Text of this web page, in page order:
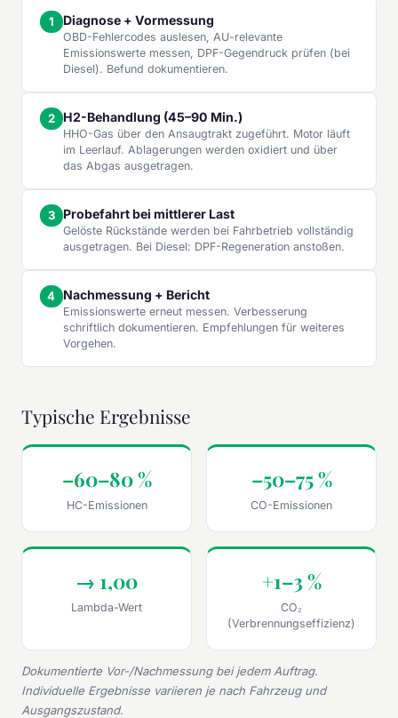
Diagnose + Vormessung
OBD-Fehlercodes auslesen, AU-relevante
Emissionswerte messen, DPF-Gegendruck prüfen (bei
Diesel). Befund dokumentieren.
H2-Behandlung (45–90 Min.)
HHO-Gas über den Ansaugtrakt zugeführt. Motor läuft
im Leerlauf. Ablagerungen werden oxidiert und über
das Abgas ausgetragen.
Probefahrt bei mittlerer Last
Gelöste Rückstände werden bei Fahrbetrieb vollständig
ausgetragen. Bei Diesel: DPF-Regeneration anstoßen.
Nachmessung + Bericht
Emissionswerte erneut messen. Verbesserung
schriftlich dokumentieren. Empfehlungen für weiteres
Vorgehen.
Typische Ergebnisse
–60–80 %
HC-Emissionen
–50–75 %
CO-Emissionen
→ 1,00
Lambda-Wert
+1–3 %
CO₂
(Verbrennungseffizienz)
Dokumentierte Vor-/Nachmessung bei jedem Auftrag.
Individuelle Ergebnisse variieren je nach Fahrzeug und
Ausgangszustand.